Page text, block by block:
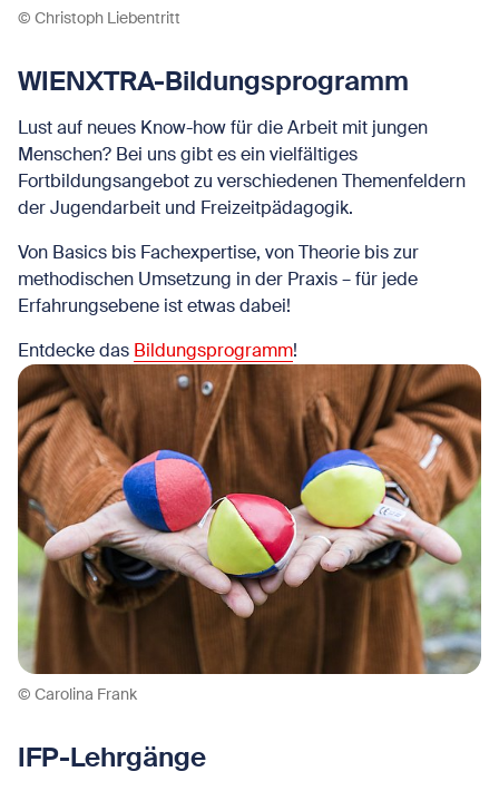
© Christoph Liebentritt
WIENXTRA-Bildungsprogramm
Lust auf neues Know-how für die Arbeit mit jungen
Menschen? Bei uns gibt es ein vielfältiges
Fortbildungsangebot zu verschiedenen Themenfeldern
der Jugendarbeit und Freizeitpädagogik.
Von Basics bis Fachexpertise, von Theorie bis zur
methodischen Umsetzung in der Praxis – für jede
Erfahrungsebene ist etwas dabei!
Entdecke das Bildungsprogramm!
IFP-Lehrgänge
© Carolina Frank